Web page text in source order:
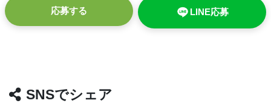
応募する LINE応募
SNSでシェア